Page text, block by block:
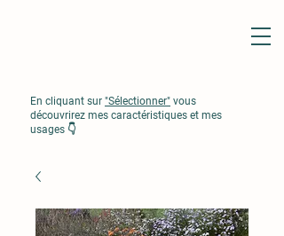
En cliquant sur "Sélectionner" vous
découvrirez mes caractéristiques et mes
usages 👇